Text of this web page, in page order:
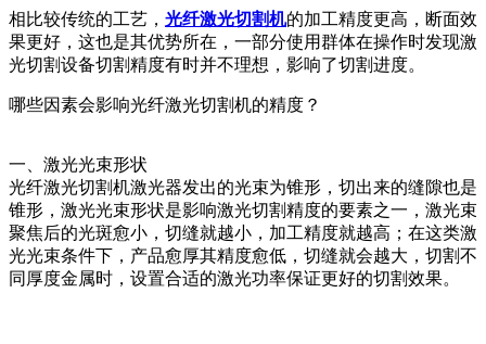
相比较传统的工艺， 光纤激光切割机的加工精度更高，断面效
果更好，这也是其优势所在，一部分使用群体在操作时发现激
光切割设备切割精度有时并不理想，影响了切割进度。
哪些因素会影响光纤激光切割机的精度？
一、激光光束形状
光纤激光切割机激光器发出的光束为锥形，切出来的缝隙也是
锥形，激光光束形状是影响激光切割精度的要素之一，激光束
聚焦后的光斑愈小，切缝就越小，加工精度就越高； 在这类激
光光束条件下，产品愈厚其精度愈低，切缝就会越大，切割不
同厚度金属时，设置合适的激光功率保证更好的切割效果。